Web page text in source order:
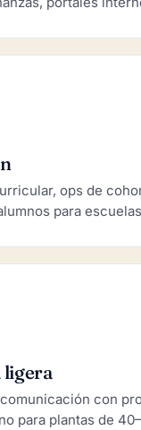
ops de
para
con
para plantas de